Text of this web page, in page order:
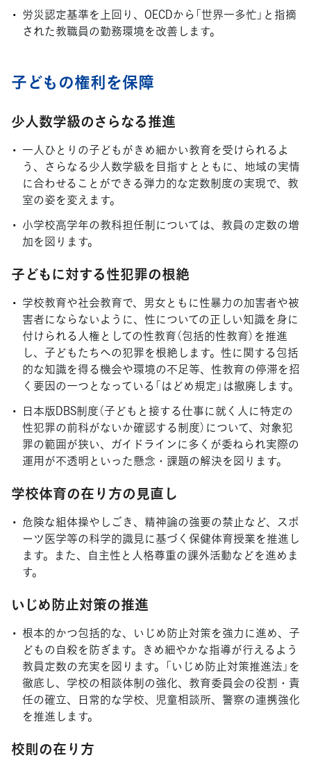
労災認定基準を上回り、OECDから「世界一多忙」と指摘
された教職員の勤務環境を改善します。
子どもの権利を保障
少人数学級のさらなる推進
一人ひとりの子どもがきめ細かい教育を受けられるよ
う、さらなる少人数学級を目指すとともに、地域の実情
に合わせることができる弾力的な定数制度の実現で、教
室の姿を変えます。
小学校高学年の教科担任制については、教員の定数の増
加を図ります。
子どもに対する性犯罪の根絶
学校教育や社会教育で、男女ともに性暴力の加害者や被
害者にならないように、性についての正しい知識を身に
付けられる人権としての性教育（包括的性教育）を推進
し、子どもたちへの犯罪を根絶します。性に関する包括
的な知識を得る機会や環境の不足等、性教育の停滞を招
く要因の一つとなっている「はどめ規定」は撤廃します。
日本版DBS制度（子どもと接する仕事に就く人に特定の
性犯罪の前科がないか確認する制度）について、対象犯
罪の範囲が狭い、ガイドラインに多くが委ねられ実際の
運用が不透明といった懸念・課題の解決を図ります。
学校体育の在り方の見直し
危険な組体操やしごき、精神論の強要の禁止など、スポ
ーツ医学等の科学的識見に基づく保健体育授業を推進し
ます。また、自主性と人格尊重の課外活動などを進めま
す。
いじめ防止対策の推進
根本的かつ包括的な、いじめ防止対策を強力に進め、子
どもの自殺を防ぎます。きめ細やかな指導が行えるよう
教員定数の充実を図ります。「いじめ防止対策推進法」を
徹底し、学校の相談体制の強化、教育委員会の役割・責
任の確立、日常的な学校、児童相談所、警察の連携強化
を推進します。
校則の在り方